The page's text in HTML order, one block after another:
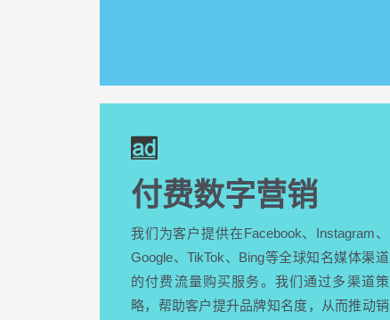
付费数字营销
我们为客户提供在Facebook、Instagram、
Google、TikTok、Bing等全球知名媒体渠道
的付费流量购买服务。我们通过多渠道策
略，帮助客户提升品牌知名度，从而推动销